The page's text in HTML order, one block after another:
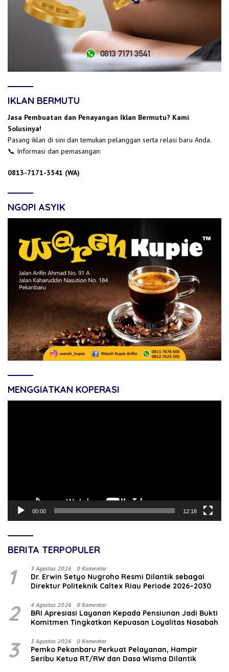
IKLAN BERMUTU
Jasa Pembuatan dan Penayangan Iklan Bermutu? Kami
Solusinya!
Pasang iklan di sini dan temukan pelanggan serta relasi baru Anda.
📞 Informasi dan pemasangan:
0813-7171-3541 (WA)
NGOPI ASYIK
MENGGIATKAN KOPERASI
00:00 12:18
BERITA TERPOPULER
1 3 Agustus 2026 0 Komentar
‎Dr. Erwin Setyo Nugroho Resmi Dilantik sebagai
Direktur Politeknik Caltex Riau Periode 2026–2030
2 4 Agustus 2026 0 Komentar
BRI Apresiasi Layanan Kepada Pensiunan Jadi Bukti
Komitmen Tingkatkan Kepuasan Loyalitas Nasabah
3 3 Agustus 2026 0 Komentar
Pemko Pekanbaru Perkuat Pelayanan, Hampir
Seribu Ketua RT/RW dan Dasa Wisma Dilantik